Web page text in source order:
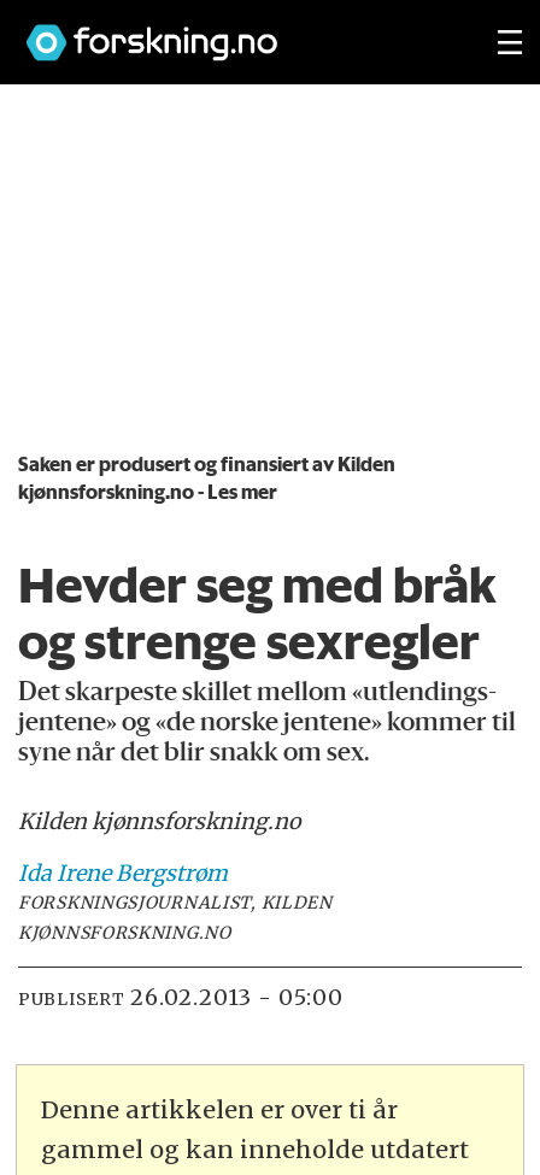
Saken er produsert og finansiert av Kilden
kjønnsforskning.no- Les mer
Hevder seg med bråk
og strenge sexregler
Det skarpeste skillet mellom «utlendings-
jentene» og «de norske jentene» kommer til
syne når det blir snakk om sex.
Kilden kjønnsforskning.no
Ida IreneBergstrøm
FORSKNINGSJOURNALIST, KILDEN
KJØNNSFORSKNING.NO
PUBLISERT 26.02.2013 - 05:00
Denne artikkelen er over ti år
gammel og kan inneholde utdatert